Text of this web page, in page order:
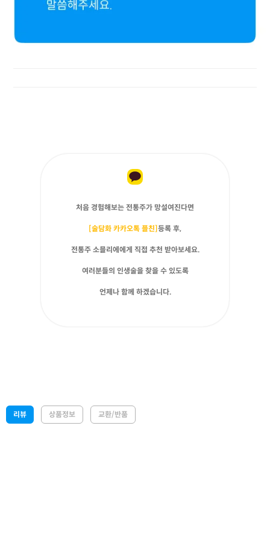
처음 경험해보는 전통주가 망설여진다면
[술담화 카카오톡 플친]등록 후,
전통주 소믈리에에게 직접 추천 받아보세요.
여러분들의 인생술을 찾을 수 있도록
언제나 함께 하겠습니다.
리뷰 상품정보 교환/반품